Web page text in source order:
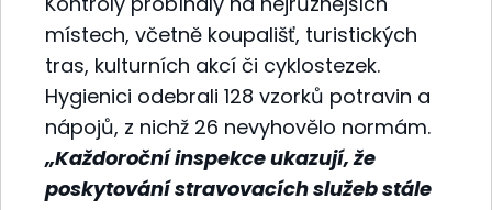
místech, včetně koupališť, turistických
tras, kulturních akcí či cyklostezek.
Hygienici odebrali 128 vzorků potravin a
nápojů, z nichž 26 nevyhovělo normám.
„Každoroční inspekce ukazují, že
poskytování stravovacích služeb stále